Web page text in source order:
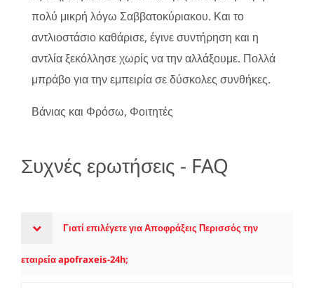
πολύ μικρή λόγω Σαββατοκύριακου. Και το
αντλιοστάσιο καθάρισε, έγινε συντήρηση και η
αντλία ξεκόλλησε χωρίς να την αλλάξουμε. Πολλά
μπράβο για την εμπειρία σε δύσκολες συνθήκες.
Βάνιας και Φρόσω, Φοιτητές
Συχνές ερωτήσεις - FAQ
Γιατί επιλέγετε για Αποφράξεις Περισσός την
εταιρεία apofraxeis-24h;